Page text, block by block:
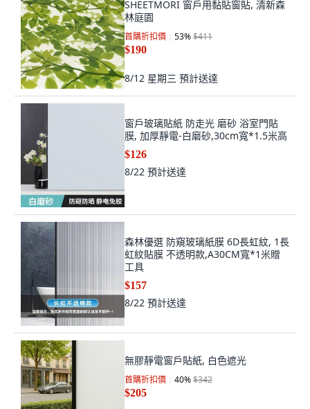
SHEETMORI 窗戶用黏貼窗貼, 清新森
林庭園
首購折扣價 53%$411
$190
8/12 星期三 預計送達
窗戶玻璃貼紙 防走光 磨砂 浴室門貼
膜, 加厚靜電-白磨砂,30cm寬*1.5米高
$126
8/22 預計送達
森林優選 防窺玻璃紙膜 6D長虹紋, 1長
虹紋貼膜 不透明款,A30CM寬*1米贈
工具
$157
8/22 預計送達
無膠靜電窗戶貼紙, 白色遮光
首購折扣價 40%$342
$205